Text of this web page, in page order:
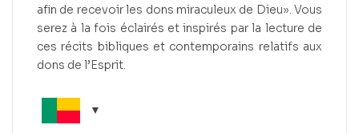
afin de recevoir les dons miraculeux de Dieu». Vous
serez à la fois éclairés et inspirés par la lecture de
ces récits bibliques et contemporains relatifs aux
dons de l’Esprit.